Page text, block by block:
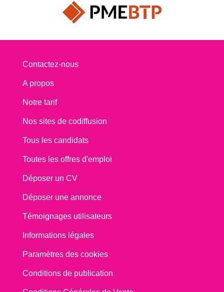
Contactez-nous
A propos
Notre tarif
Nos sites de codiffusion
Tous les candidats
Toutes les offres d'emploi
Déposer un CV
Déposer une annonce
Témoignages utilisateurs
Informations légales
Paramètres des cookies
Conditions de publication